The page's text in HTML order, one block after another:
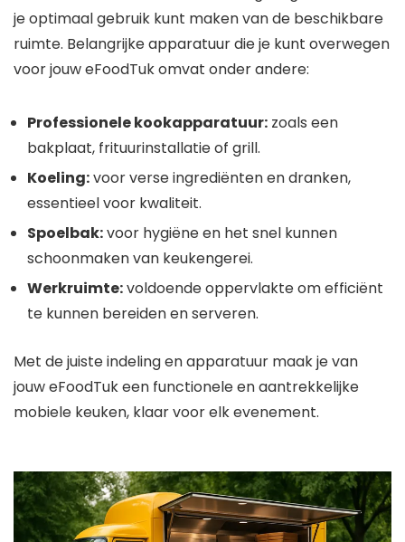
je optimaal gebruik kunt maken van de beschikbare
ruimte. Belangrijke apparatuur die je kunt overwegen
voor jouw eFoodTuk omvat onder andere:
Professionele kookapparatuur: zoals een
bakplaat, frituurinstallatie of grill.
Koeling:voor verse ingrediënten en dranken,
essentieel voor kwaliteit.
Spoelbak:voor hygiëne en het snel kunnen
schoonmaken van keukengerei.
Werkruimte:voldoende oppervlakte om efficiënt
te kunnen bereiden en serveren.
Met de juiste indeling en apparatuur maak je van
jouw eFoodTuk een functionele en aantrekkelijke
mobiele keuken, klaar voor elk evenement.